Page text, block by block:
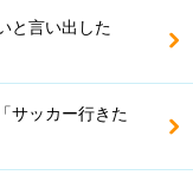
と言い出した
ッカー行きた